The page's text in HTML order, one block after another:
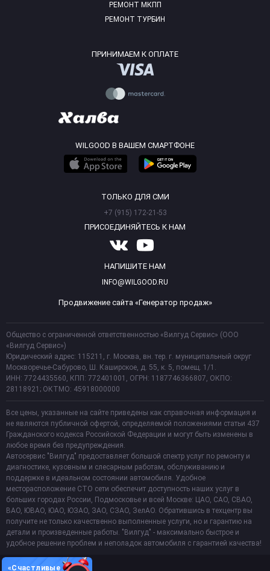
РЕМОНТ МКПП
РЕМОНТ ТУРБИН
ПРИНИМАЕМ К ОПЛАТЕ
WILGOOD В ВАШЕМ СМАРТФОНЕ
ТОЛЬКО ДЛЯ СМИ
+7 (915) 172-21-53
ПРИСОЕДИНЯЙТЕСЬ К НАМ
НАПИШИТЕ НАМ
INFO@WILGOOD.RU
Продвижение сайта «Генератор продаж»
Общество с ограниченной ответственностью «Вилгуд Сервис» (ООО
«Вилгуд Сервис»)
Юридический адрес: 115211, г. Москва, вн. тер. г. муниципальный округ
Москворечье-Сабурово, Ш. Каширское, д. 55, к. 5, помещ. 1/1.
ИНН: 7724435560, КПП: 772401001, ОГРН: 1187746366807, ОКПО:
28118921; ОКТМО: 45918000000
Все цены, указанные на сайте приведены как справочная информация и
не являются публичной офертой, определяемой положениями статьи 437
Гражданского кодекса Российской Федерации и могут быть изменены в
любое время без предупреждения.
Автосервис "Вилгуд" предоставляет большой спектр услуг по ремонту и
диагностике, кузовным и слесарным работам, обслуживанию и
поддержке в идеальном состоянии автомобиля. Удобное
месторасположение СТО сети обеспечит доступность наших услуг в
больших городах России, Подмосковье и всей Москве: ЦАО, САО, СВАО,
ВАО, ЮВАО, ЮАО, ЮЗАО, ЗАО, СЗАО, ЗелАО. Обратившись в техцентр вы
получите не только качественно выполненные услуги, но и гарантию на
детали и произведенные работы. "Вилгуд" - максимально быстрое и
удобное решение проблем и неполадок автомобиля с гарантией качества!
«Счастливые